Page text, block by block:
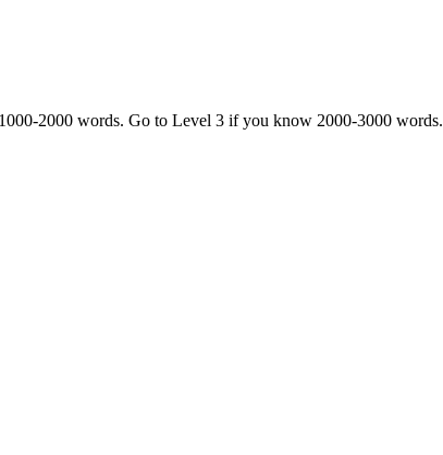
2000 words. Go to Level 3 if you know 2000-3000 words.